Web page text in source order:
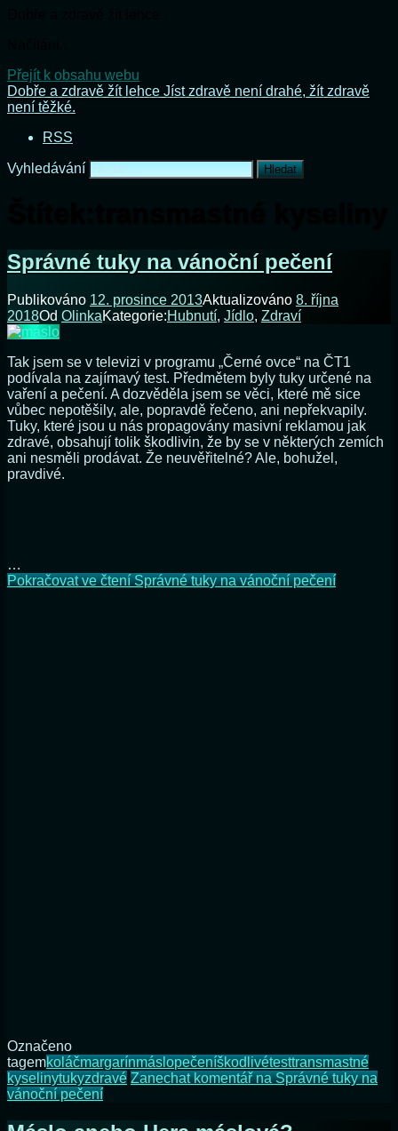
Přejít k obsahu webu
Dobře a zdravě žít lehce Jíst zdravě není drahé, žít zdravě
není těžké.
RSS
Vyhledávání
Správné tuky na vánoční pečení
Publikováno 12. prosince 2013Aktualizováno 8. října
2018Od OlinkaKategorie:Hubnutí, Jídlo, Zdraví
Tak jsem se v televizi v programu „Černé ovce“ na ČT1
podívala na zajímavý test. Předmětem byly tuky určené na
vaření a pečení. A dozvěděla jsem se věci, které mě sice
vůbec nepotěšily, ale, popravdě řečeno, ani nepřekvapily.
Tuky, které jsou u nás propagovány masivní reklamou jak
zdravé, obsahují tolik škodlivin, že by se v některých zemích
ani nesměli prodávat. Že neuvěřitelné? Ale, bohužel,
pravdivé.
…
Pokračovat ve čteníSprávné tuky na vánoční pečení
Označeno
tagemkoláčmargarínmáslopečeníškodlivétesttransmastné
kyselinytukyzdravé Zanechat komentářna Správné tuky na
vánoční pečení